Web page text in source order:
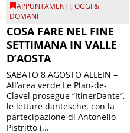
APPUNTAMENTI,OGGI &
DOMANI
COSA FARE NEL FINE
SETTIMANA IN VALLE
D’AOSTA
SABATO 8 AGOSTO ALLEIN –
All’area verde Le Plan-de-
Clavel prosegue “ItinerDante”,
le letture dantesche, con la
partecipazione di Antonello
Pistritto (...